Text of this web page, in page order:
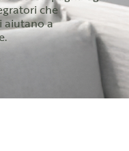
che
aiutano a